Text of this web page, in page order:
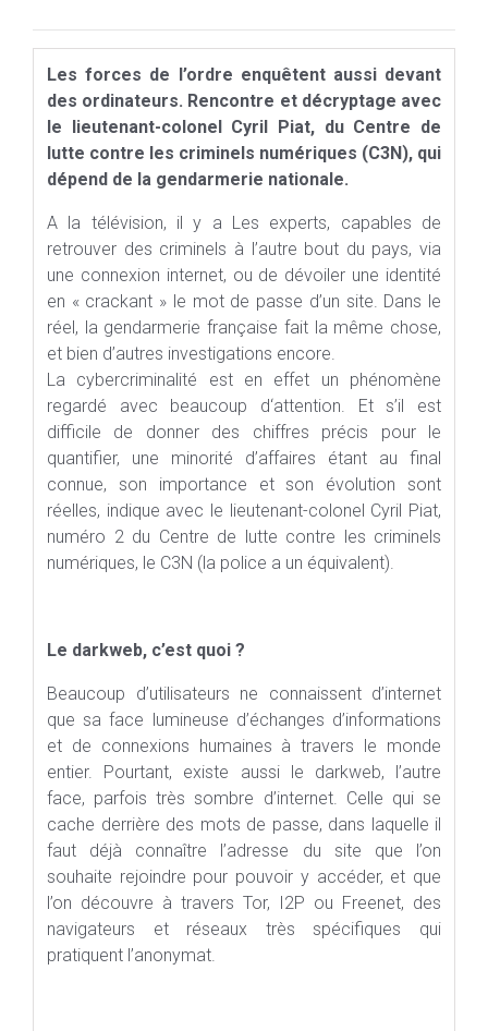
Les forces de l’ordre enquêtent aussi devant
des ordinateurs. Rencontre et décryptage avec
le lieutenant-colonel Cyril Piat, du Centre de
lutte contre les criminels numériques (C3N), qui
dépend de la gendarmerie nationale.
A la télévision, il y a Les experts, capables de
retrouver des criminels à l’autre bout du pays, via
une connexion internet, ou de dévoiler une identité
en « crackant » le mot de passe d’un site. Dans le
réel, la gendarmerie française fait la même chose,
et bien d’autres investigations encore.
La cybercriminalité est en effet un phénomène
regardé avec beaucoup d‘attention. Et s’il est
difficile de donner des chiffres précis pour le
quantifier, une minorité d’affaires étant au final
connue, son importance et son évolution sont
réelles, indique avec le lieutenant-colonel Cyril Piat,
numéro 2 du Centre de lutte contre les criminels
numériques, le C3N (la police a un équivalent).
Le darkweb, c’est quoi ?
Beaucoup d’utilisateurs ne connaissent d’internet
que sa face lumineuse d’échanges d’informations
et de connexions humaines à travers le monde
entier. Pourtant, existe aussi le darkweb, l’autre
face, parfois très sombre d’internet. Celle qui se
cache derrière des mots de passe, dans laquelle il
faut déjà connaître l’adresse du site que l’on
souhaite rejoindre pour pouvoir y accéder, et que
l’on découvre à travers Tor, I2P ou Freenet, des
navigateurs et réseaux très spécifiques qui
pratiquent l’anonymat.